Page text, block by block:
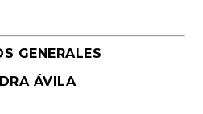
GENERALES
ÁVILA